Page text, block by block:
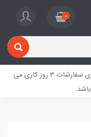
0
زمان آماده سازی سفارشات 3 روز کاری می
باشد.